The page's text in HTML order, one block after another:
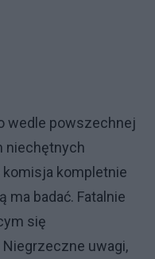
wedle powszechnej
niechętnych
komisja kompletnie
ma badać. Fatalnie
się
Niegrzeczne uwagi,